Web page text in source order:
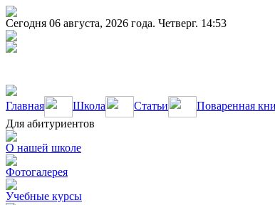
Сегодня 06 августа, 2026 года. Четверг. 14:53
Главная Школа Статьи Поваренная
Для абитуриентов
О нашей школе
Фотогалерея
Учебные курсы